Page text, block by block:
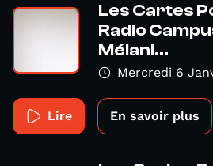
Les Cartes
Radio
Mélani...
Mercredi 6
Lire En savoir plus